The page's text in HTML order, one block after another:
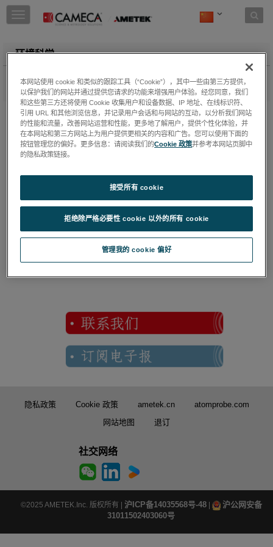
Skip to content
T
o
g
n
a
v
g
a
o
环境科学
从微生物生态学、海洋学、核防护到大气纳米颗粒探测，SIMS和
NanoSIMS是一系列环境科学应用的首选高精度定量分析工具。
核防护：铀同位素分析（LG-SIMS）
我们的Large Geometry SIMS被主要国际防护机构
用于对核颗粒进行高精度铀同位素分析。继续阅读
微生物学家可使用NanoSIMS量化个体微生物在其
读
微生物海洋学：量化微生物对碳和氮循环的贡献
（NanoSIMS）
NanoSIMS用于量化自由活细胞以及浮游植物细菌
聚集体对碳和氮的吸收，这对于了解它们对预计的
隐私政策 Cookie 政策 ametek.cn
atomprobe.com
网站地图
退订
社交网络
©2025 AMETEK.Inc. 版权所有 | 沪ICP备14035568号-48|
沪公网安备
31011502403060号
本网站使用 cookie 和类似的跟踪工具（“Cookie”），其中一些由第三方提供，
以保护我们的网站并通过提供您请求的功能来增强用户体验。经您同意，我们
和这些第三方还将使用 Cookie 收集用户和设备数据、IP 地址、在线标识符、
引用 URL 和其他浏览信息，并记录用户会话和与网站的互动，以分析我们网站
的性能和流量，改善网站运营和性能，更多地了解用户，提供个性化体验，并
在本网站和第三方网站上为用户提供更相关的内容和广告。您可以使用下面的
按钮管理您的偏好。更多信息：请阅读我们的Cookie 政策并参考本网站页脚中
的隐私政策链接。
管理我的 cookie 偏好
拒绝除严格必要性 cookie 以外的所有 cookie
接受所有 cookie